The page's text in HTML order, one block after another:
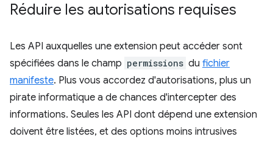
Réduire les autorisations requises
Les API auxquelles une extension peut accéder sont
spécifiées dans le champ permissions du fichier
manifeste. Plus vous accordez d'autorisations, plus un
pirate informatique a de chances d'intercepter des
informations. Seules les API dont dépend une extension
doivent être listées, et des options moins intrusives